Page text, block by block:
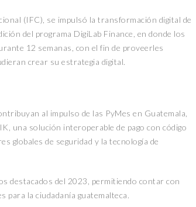
(IFC), se impulsó la transformación digital de
del programa DigiLab Finance, en donde los
12 semanas, con el fin de proveerles
crear su estrategia digital.
al impulso de las PyMes en Guatemala,
una solución interoperable de pago con código
globales de seguridad y la tecnología de
destacados del 2023, permitiendo contar con
para la ciudadanía guatemalteca.